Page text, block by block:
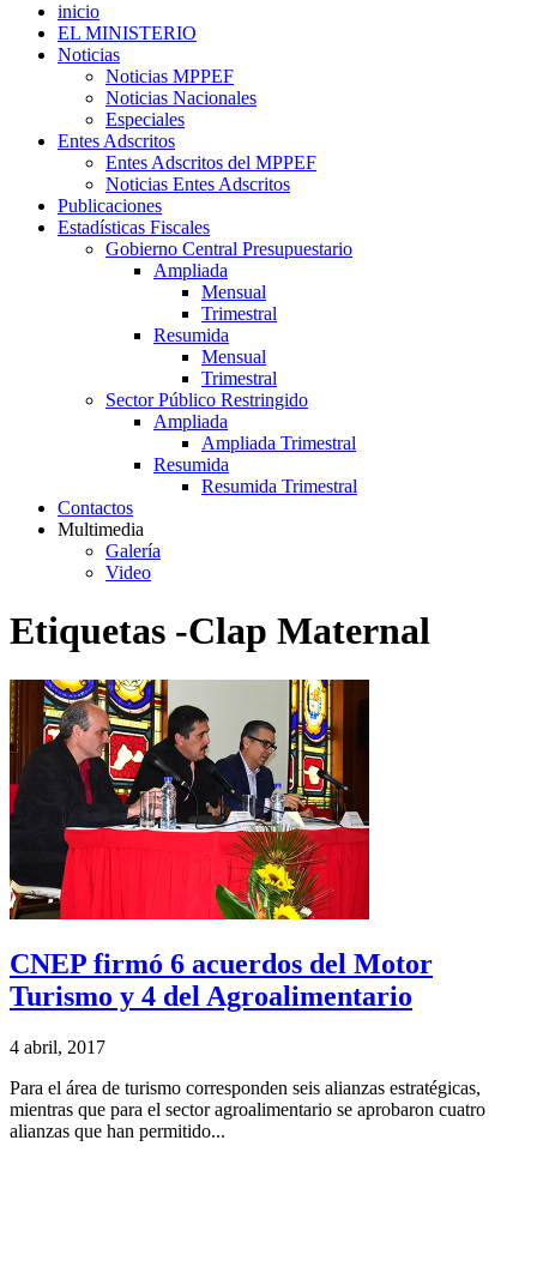
inicio
EL MINISTERIO
Noticias
Noticias MPPEF
Noticias Nacionales
Especiales
Entes Adscritos
Entes Adscritos del MPPEF
Noticias Entes Adscritos
Publicaciones
Estadísticas Fiscales
Gobierno Central Presupuestario
Ampliada
Mensual
Trimestral
Resumida
Mensual
Trimestral
Sector Público Restringido
Ampliada
Ampliada Trimestral
Resumida
Resumida Trimestral
Contactos
Multimedia
Galería
Video
Etiquetas -Clap Maternal
CNEP firmó 6 acuerdos del Motor
Turismo y 4 del Agroalimentario
4 abril, 2017
Para el área de turismo corresponden seis alianzas estratégicas,
mientras que para el sector agroalimentario se aprobaron cuatro
alianzas que han permitido...